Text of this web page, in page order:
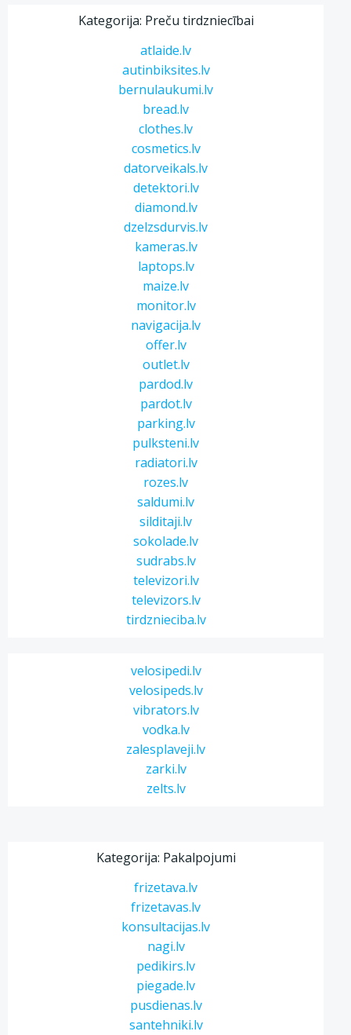
Kategorija: Preču tirdzniecībai
atlaide.lv
autinbiksites.lv
bernulaukumi.lv
bread.lv
clothes.lv
cosmetics.lv
datorveikals.lv
detektori.lv
diamond.lv
dzelzsdurvis.lv
kameras.lv
laptops.lv
maize.lv
monitor.lv
navigacija.lv
offer.lv
outlet.lv
pardod.lv
pardot.lv
parking.lv
pulksteni.lv
radiatori.lv
rozes.lv
saldumi.lv
silditaji.lv
sokolade.lv
sudrabs.lv
televizori.lv
televizors.lv
tirdznieciba.lv
velosipedi.lv
velosipeds.lv
vibrators.lv
vodka.lv
zalesplaveji.lv
zarki.lv
zelts.lv
Kategorija: Pakalpojumi
frizetava.lv
frizetavas.lv
konsultacijas.lv
nagi.lv
pedikirs.lv
piegade.lv
pusdienas.lv
santehniki.lv